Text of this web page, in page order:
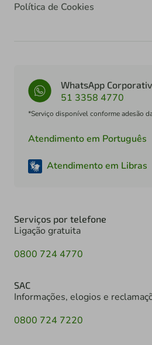
Política de Cookies
WhatsApp
51 3358 4770
*Serviço disponível conforme adesão
Atendimento em Português
Atendimento em Libras
Serviços por telefone
Ligação gratuita
0800 724 4770
SAC
Informações, elogios e
0800 724 7220